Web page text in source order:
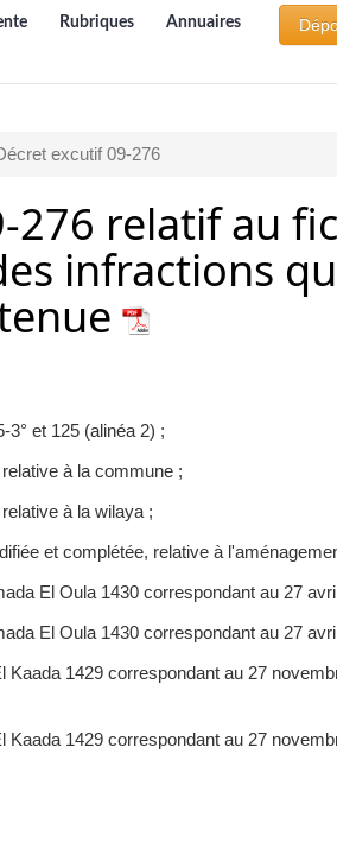
Rubriques Annuaires
excutif 09-276
276 relatif au
infractions
et 125 (alinéa 2) ;
à la commune ;
à la wilaya ;
et complétée, relative à
El Oula 1430 correspondant au 27
El Oula 1430 correspondant au 27
Kaada 1429 correspondant au 27
Kaada 1429 correspondant au 27